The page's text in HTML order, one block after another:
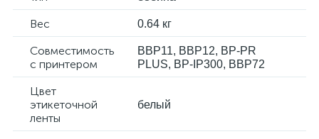
Вес 0.64 кг
Совместимость
с принтером
BBP11, BBP12, BP-PR
PLUS, BP-IP300, BBP72
Цвет
этикеточной
ленты
белый